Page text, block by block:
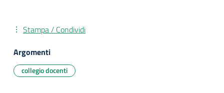
Stampa / Condividi
Argomenti
collegio docenti